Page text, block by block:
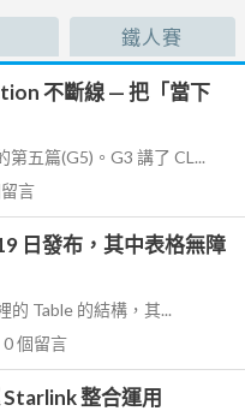
鐵人賽
不斷線 — 把「當下
五篇(G5)。G3 講了 CL...
言
日發布，其中表格無障
Table 的結構，其...
0個留言
整合運用